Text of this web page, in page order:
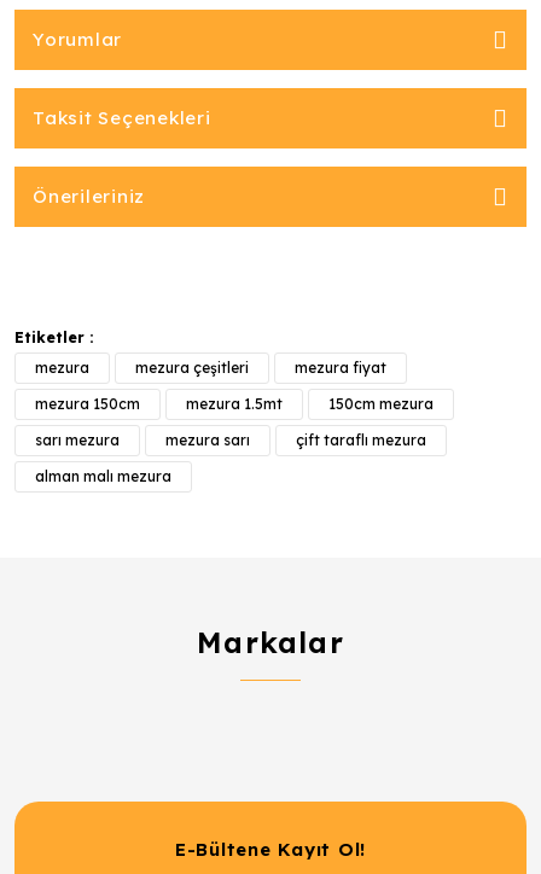
Yorumlar
Taksit Seçenekleri
Önerileriniz
Etiketler :
mezura
mezura çeşitleri
mezura fiyat
mezura 150cm
mezura 1.5mt
150cm mezura
sarı mezura
mezura sarı
çift taraflı mezura
alman malı mezura
Markalar
E-Bültene Kayıt Ol!